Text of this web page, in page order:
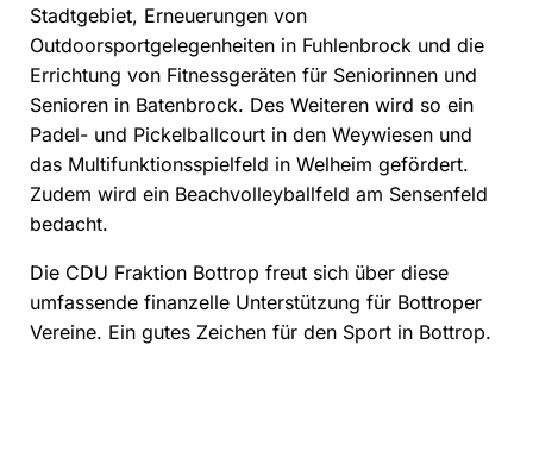
Stadtgebiet, Erneuerungen von
Outdoorsportgelegenheiten in Fuhlenbrock und die
Errichtung von Fitnessgeräten für Seniorinnen und
Senioren in Batenbrock. Des Weiteren wird so ein
Padel- und Pickelballcourt in den Weywiesen und
das Multifunktionsspielfeld in Welheim gefördert.
Zudem wird ein Beachvolleyballfeld am Sensenfeld
bedacht.
Die CDU Fraktion Bottrop freut sich über diese
umfassende finanzelle Unterstützung für Bottroper
Vereine. Ein gutes Zeichen für den Sport in Bottrop.